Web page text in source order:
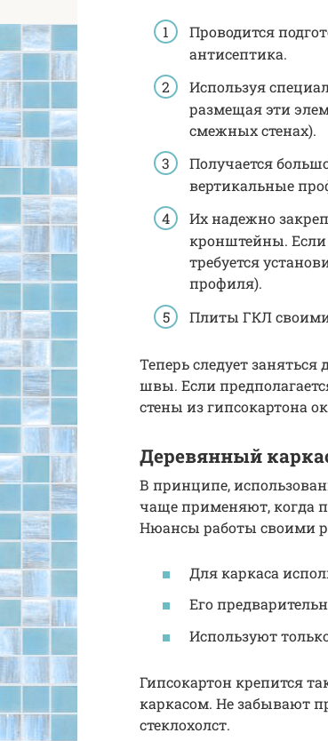
Проводится
антисептика.
Используя
размещая эти
смежных стенах).
Получается
вертикальные
Их надежно
кронштейны. Если
требуется
профиля).
Плиты ГКЛ
Теперь следует
швы. Если
стены из гипсокартона
Деревянный
В принципе,
чаще применяют, когда
Нюансы работы своими
Для каркаса
Его
Используют
Гипсокартон крепится
каркасом. Не забывают
стеклохолст.